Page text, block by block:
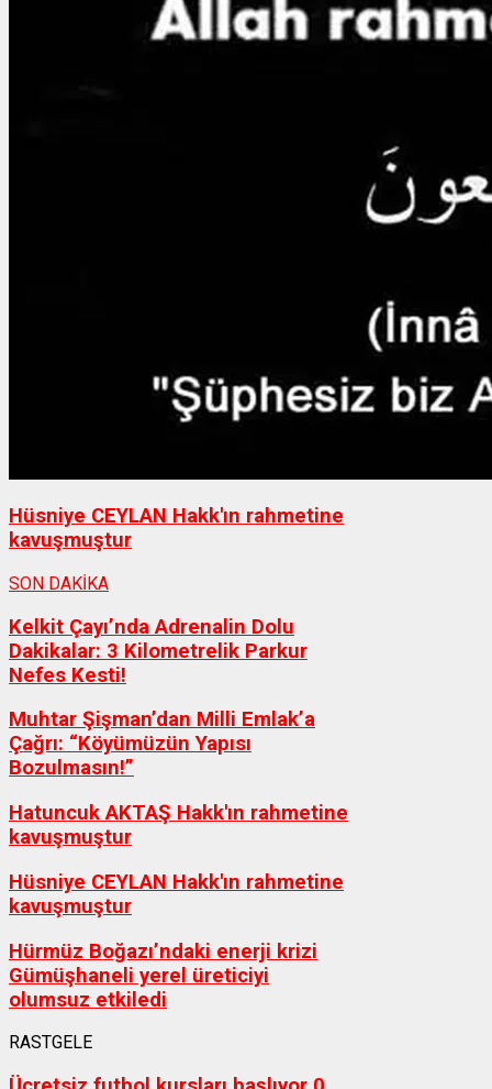
Hüsniye CEYLAN Hakk'ın rahmetine
kavuşmuştur
SON DAKİKA
Kelkit Çayı’nda Adrenalin Dolu
Dakikalar: 3 Kilometrelik Parkur
Nefes Kesti!
Muhtar Şişman’dan Milli Emlak’a
Çağrı: “Köyümüzün Yapısı
Bozulmasın!”
Hatuncuk AKTAŞ Hakk'ın rahmetine
kavuşmuştur
Hüsniye CEYLAN Hakk'ın rahmetine
kavuşmuştur
Hürmüz Boğazı’ndaki enerji krizi
Gümüşhaneli yerel üreticiyi
olumsuz etkiledi
RASTGELE